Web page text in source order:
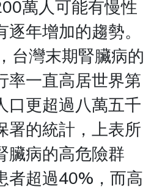
萬人可能有慢性
年增加的趨勢。
台灣末期腎臟病的
率一直高居世界第
口更超過八萬五千
署的統計，上表所
臟病的高危險群
者超過40%，而高